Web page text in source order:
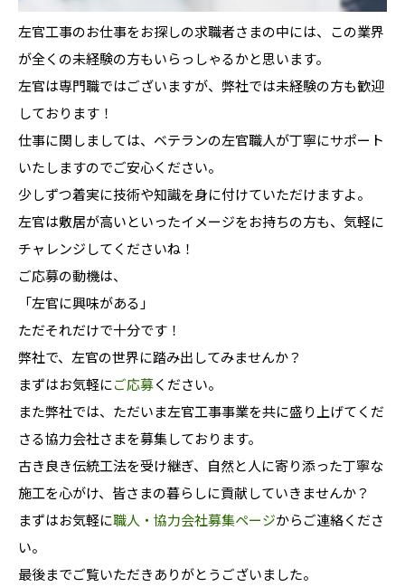
左官工事のお仕事をお探しの求職者さまの中には、この業界
が全くの未経験の方もいらっしゃるかと思います。
左官は専門職ではございますが、弊社では未経験の方も歓迎
しております！
仕事に関しましては、ベテランの左官職人が丁寧にサポート
いたしますのでご安心ください。
少しずつ着実に技術や知識を身に付けていただけますよ。
左官は敷居が高いといったイメージをお持ちの方も、気軽に
チャレンジしてくださいね！
ご応募の動機は、
「左官に興味がある」
ただそれだけで十分です！
弊社で、左官の世界に踏み出してみませんか？
まずはお気軽にご応募ください。
また弊社では、ただいま左官工事事業を共に盛り上げてくだ
さる協力会社さまを募集しております。
古き良き伝統工法を受け継ぎ、自然と人に寄り添った丁寧な
施工を心がけ、皆さまの暮らしに貢献していきませんか？
まずはお気軽に職人・協力会社募集ページからご連絡くださ
い。
最後までご覧いただきありがとうございました。